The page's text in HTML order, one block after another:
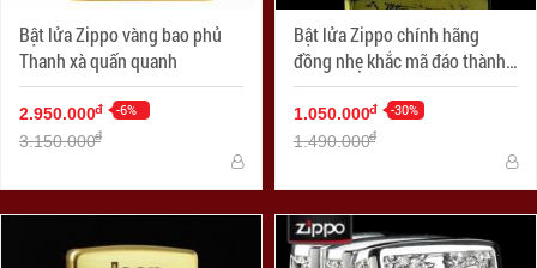
Bật lửa Zippo vàng bao phủ
Thanh xà quấn quanh
2.950.000đ -6%
3.150.000đ
Bật lửa Zippo chính hãng
đồng nhẹ khắc mã đáo thành
công
1.050.000đ -30%
1.490.000đ